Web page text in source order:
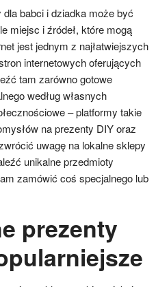
babci i dziadka może być
miejsc i źródeł, które mogą
jest jednym z najłatwiejszych
internetowych oferujących
tam zarówno gotowe
według własnych
– platformy takie
na prezenty DIY oraz
uwagę na lokalne sklepy
unikalne przedmioty
zamówić coś specjalnego lub
prezenty